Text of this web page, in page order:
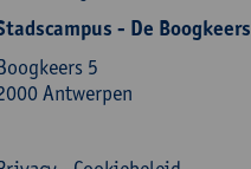
- De Boogkeers
5
Antwerpen